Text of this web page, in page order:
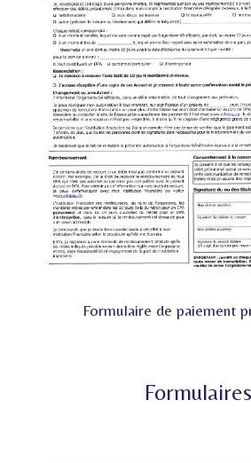
Formulaire de paiement
Formulaires